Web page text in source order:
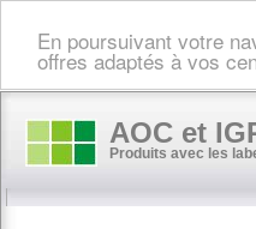
En poursuivant votre
offres adaptés à vos
AOC et
Produits avec les